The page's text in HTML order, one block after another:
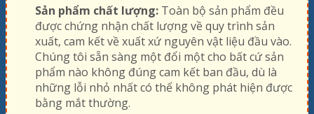
Sản phẩm chất lượng: Toàn bộ sản phẩm đều
được chứng nhận chất lượng về quy trình sản
xuất, cam kết về xuất xứ nguyên vật liệu đầu vào.
Chúng tôi sẵn sàng một đổi một cho bất cứ sản
phẩm nào không đúng cam kết ban đầu, dù là
những lỗi nhỏ nhất có thể không phát hiện được
bằng mắt thường.